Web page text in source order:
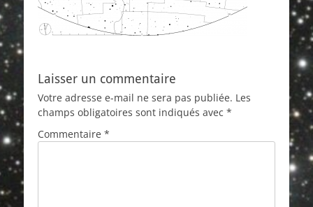
Laisser un commentaire
Votre adresse e-mail ne sera pas publiée. Les
champs obligatoires sont indiqués avec *
Commentaire *